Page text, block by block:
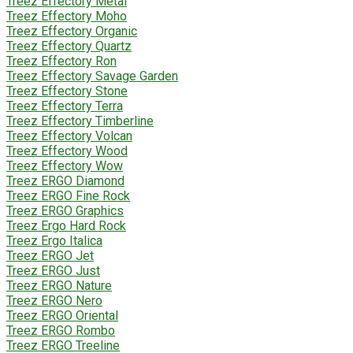
Treez Effectory Moho
Treez Effectory Organic
Treez Effectory Quartz
Treez Effectory Ron
Treez Effectory Savage Garden
Treez Effectory Stone
Treez Effectory Terra
Treez Effectory Timberline
Treez Effectory Volcan
Treez Effectory Wood
Treez Effectory Wow
Treez ERGO Diamond
Treez ERGO Fine Rock
Treez ERGO Graphics
Treez Ergo Hard Rock
Treez Ergo Italica
Treez ERGO Jet
Treez ERGO Just
Treez ERGO Nature
Treez ERGO Nero
Treez ERGO Oriental
Treez ERGO Rombo
Treez ERGO Treeline